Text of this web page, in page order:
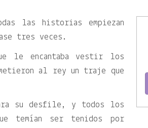
las historias empiezan
tres veces.
le encantaba vestir los
al rey un traje que
su desfile, y todos los
temían ser tenidos por